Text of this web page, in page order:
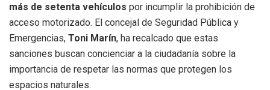
más de setenta vehículos por incumplir la prohibición de
acceso motorizado. El concejal de Seguridad Pública y
Emergencias, Toni Marín, ha recalcado que estas
sanciones buscan concienciar a la ciudadanía sobre la
importancia de respetar las normas que protegen los
espacios naturales.